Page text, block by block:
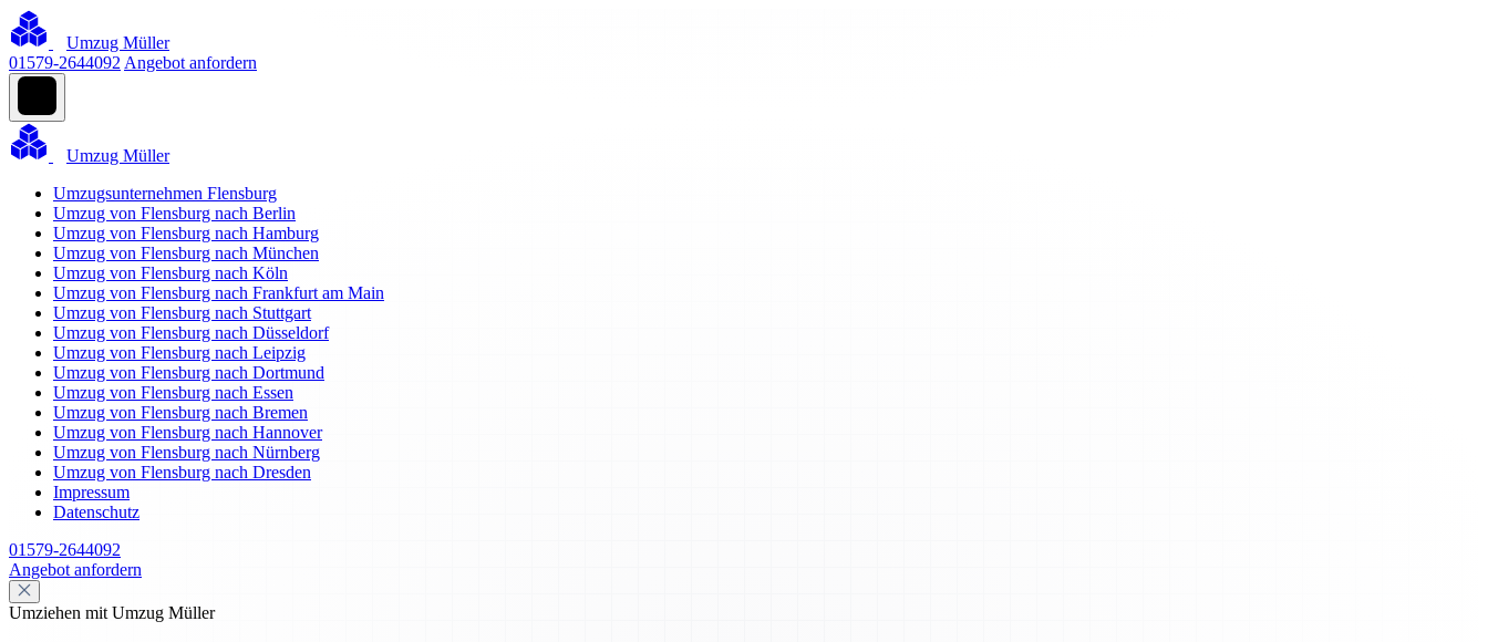
Umzug Müller
01579-2644092 Angebot anfordern
Umzug Müller
Umzugsunternehmen Flensburg
Umzug von Flensburg nach Berlin
Umzug von Flensburg nach Hamburg
Umzug von Flensburg nach München
Umzug von Flensburg nach Köln
Umzug von Flensburg nach Frankfurt am Main
Umzug von Flensburg nach Stuttgart
Umzug von Flensburg nach Düsseldorf
Umzug von Flensburg nach Leipzig
Umzug von Flensburg nach Dortmund
Umzug von Flensburg nach Essen
Umzug von Flensburg nach Bremen
Umzug von Flensburg nach Hannover
Umzug von Flensburg nach Nürnberg
Umzug von Flensburg nach Dresden
Impressum
Datenschutz
01579-2644092
Angebot anfordern
Umziehen mit Umzug Müller